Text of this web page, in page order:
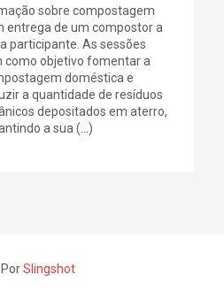
sobre compostagem
entrega de um compostor a
participante. As sessões
como objetivo fomentar a
doméstica e
a quantidade de resíduos
depositados em aterro,
a sua (...)
Slingshot